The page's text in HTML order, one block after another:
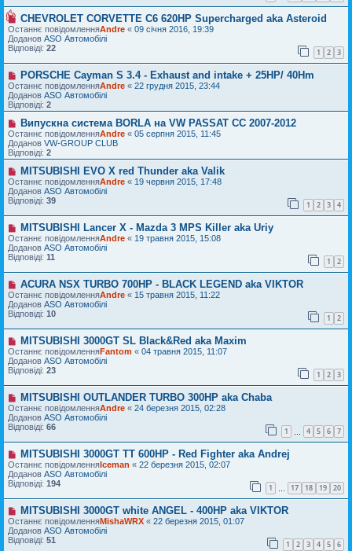
я
л
е
н
н
я
о
в
і
д
о
м
л
н
н
я
Н
о
в
е
п
о
і
д
о
м
л
е
н
н
я
CHEVROLET CORVETTE C6 620HP Supercharged aka Asteroid
Останнє повідомленняAndre « 09 січня 2016, 19:39
Доданов ASO Автомобілі
Відповіді: 22 1 2 3
Н
о
в
е
п
о
в
і
д
о
м
л
е
н
н
я
PORSCHE Cayman S 3.4 - Exhaust and intake + 25HP/ 40Hm
Останнє повідомленняAndre « 22 грудня 2015, 23:44
Доданов ASO Автомобілі
Відповіді: 2
Н
о
в
е
п
о
в
і
д
о
м
л
е
н
н
я
Випускна система BORLA на VW PASSAT CC 2007-2012
Останнє повідомленняAndre « 05 серпня 2015, 11:45
Доданов VW-GROUP CLUB
Відповіді: 2
Н
о
в
е
п
о
і
д
о
м
л
е
н
н
я
MITSUBISHI EVO X red Thunder aka Valik
Останнє повідомленняAndre « 19 червня 2015, 17:48
Доданов ASO Автомобілі
Відповіді: 39 1 2 3 4
Н
о
в
е
п
о
в
і
д
о
м
л
н
н
я
MITSUBISHI Lancer X - Mazda 3 MPS Killer aka Uriy
Останнє повідомленняAndre « 19 травня 2015, 15:08
Доданов ASO Автомобілі
Відповіді: 11 1 2
Н
о
в
е
п
о
і
д
о
м
л
н
н
я
ACURA NSX TURBO 700HP - BLACK LEGEND aka VIKTOR
Останнє повідомленняAndre « 15 травня 2015, 11:22
Доданов ASO Автомобілі
Відповіді: 10 1 2
Н
о
в
е
п
о
і
д
о
м
л
н
н
я
MITSUBISHI 3000GT SL Black&Red aka Maxim
Останнє повідомленняFantom « 04 травня 2015, 11:07
Доданов ASO Автомобілі
Відповіді: 23 1 2 3
Н
о
в
е
п
о
і
д
о
м
л
н
н
я
MITSUBISHI OUTLANDER TURBO 300HP aka Chaba
Останнє повідомленняAndre « 24 березня 2015, 02:28
Доданов ASO Автомобілі
Відповіді: 66 1 … 4 5 6 7
Н
о
в
е
о
і
д
о
MITSUBISHI 3000GT TT 600HP - Red Fighter aka Andrej
Останнє повідомлення Iceman « 22 березня 2015, 02:07
Доданов ASO Автомобілі
Відповіді: 194 1 … 17 18 19 20
Н
о
в
е
MITSUBISHI 3000GT white ANGEL - 400HP aka VIKTOR
Останнє повідомленняMishaWRX « 22 березня 2015, 01:07
Доданов ASO Автомобілі
Відповіді: 51 1 2 3 4 5 6